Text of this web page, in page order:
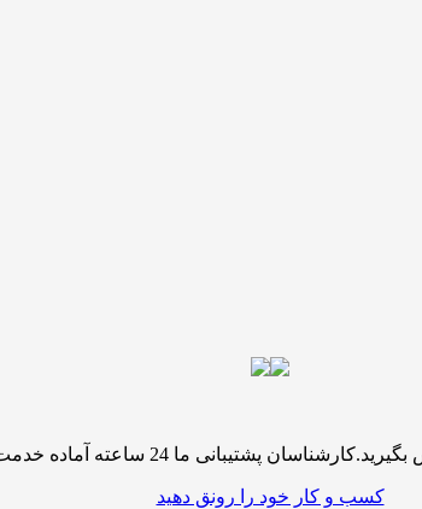
خدمت رسانی به شما کاربران گرامی میباشند
کسب و کار خود را رونق دهید